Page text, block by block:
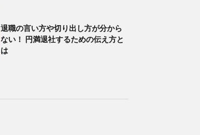
退職の言い方や切り出し方が分から
ない！ 円満退社するための伝え方と
は